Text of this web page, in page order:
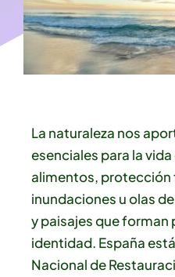
La naturaleza nos
esenciales para la
alimentos, protección
inundaciones u olas
y paisajes que forman
identidad. España
Nacional de